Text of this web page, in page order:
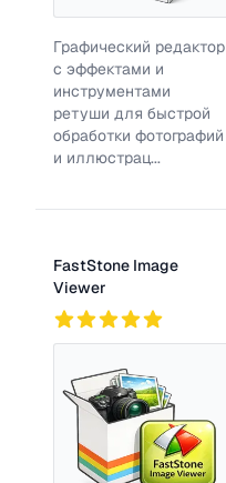
Графический редактор
с эффектами и
инструментами
ретуши для быстрой
обработки фотографий
и иллюстрац...
FastStone Image
Viewer